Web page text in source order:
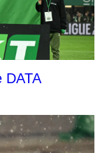
DATA